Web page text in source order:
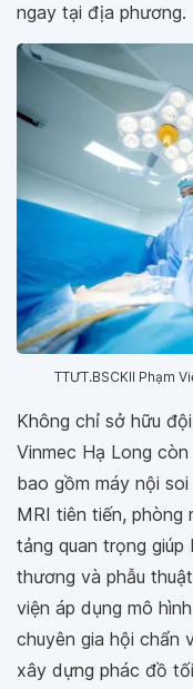
ngay tại địa phương.
TTƯT.BSCKII Phạm
Không chỉ sở hữu
Vinmec Hạ Long
bao gồm máy nội
MRI tiên tiến,
tảng quan trọng
thương và phẫu
viện áp dụng mô
chuyên gia hội chẩn
xây dựng phác đồ